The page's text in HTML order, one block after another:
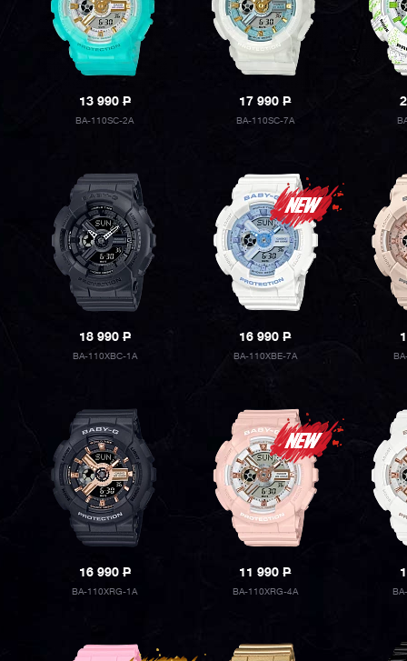
13 990P
BA-110SC-2A
17 990P
BA-110SC-7A
18 990P
BA-110XBC-1A
16 990P
BA-110XBE-7A
16 990P
BA-110XRG-1A
11 990P
BA-110XRG-4A